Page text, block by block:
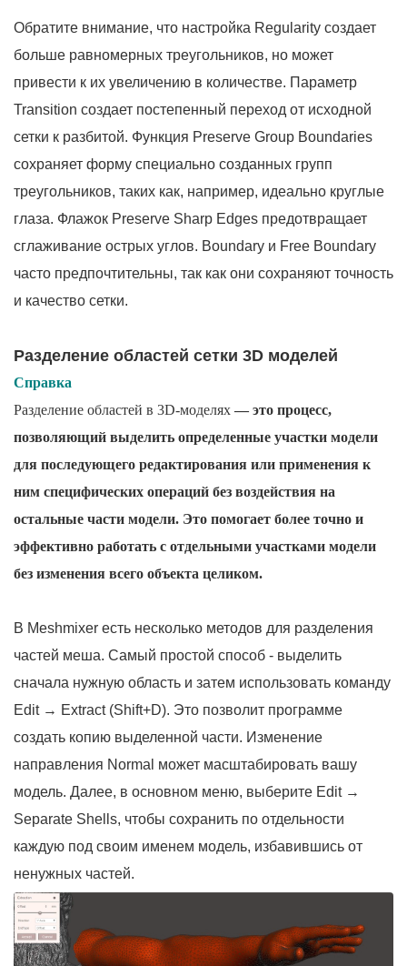
Обратите внимание, что настройка Regularity создает
больше равномерных треугольников, но может
привести к их увеличению в количестве. Параметр
Transition создает постепенный переход от исходной
сетки к разбитой. Функция Preserve Group Boundaries
сохраняет форму специально созданных групп
треугольников, таких как, например, идеально круглые
глаза. Флажок Preserve Sharp Edges предотвращает
сглаживание острых углов. Boundary и Free Boundary
часто предпочтительны, так как они сохраняют точность
и качество сетки.
Разделение областей сетки 3D моделей
Справка
Разделение областей в 3D-моделях — это процесс,
позволяющий выделить определенные участки модели
для последующего редактирования или применения к
ним специфических операций без воздействия на
остальные части модели. Это помогает более точно и
эффективно работать с отдельными участками модели
без изменения всего объекта целиком.
В Meshmixer есть несколько методов для разделения
частей меша. Самый простой способ - выделить
сначала нужную область и затем использовать команду
Edit → Extract (Shift+D). Это позволит программе
создать копию выделенной части. Изменение
направления Normal может масштабировать вашу
модель. Далее, в основном меню, выберите Edit →
Separate Shells, чтобы сохранить по отдельности
каждую под своим именем модель, избавившись от
ненужных частей.